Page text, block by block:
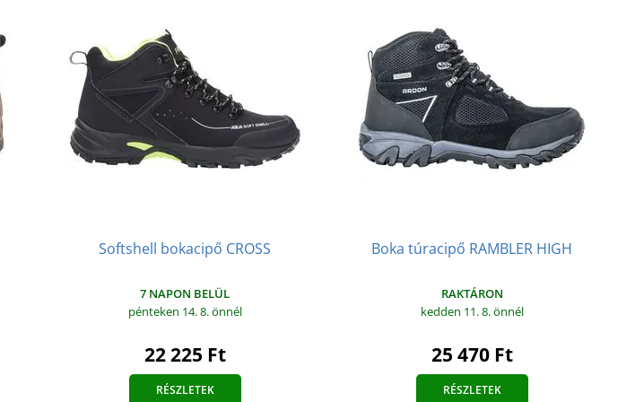
Softshell bokacipő CROSS
7 NAPON BELÜL
pénteken 14. 8.önnél
22 225 Ft
RÉSZLETEK
Boka túracipő RAMBLER HIGH
RAKTÁRON
kedden 11. 8.önnél
25 470 Ft
RÉSZLETEK